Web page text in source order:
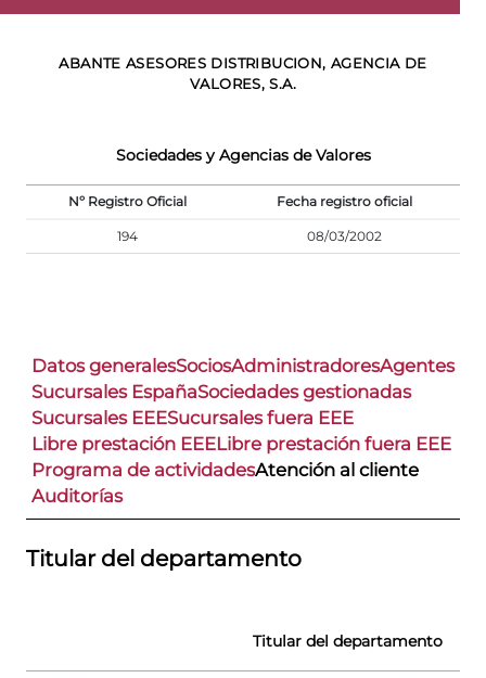
ABANTE ASESORES DISTRIBUCION, AGENCIA DE
VALORES, S.A.
Sociedades y Agencias de Valores
Nº Registro Oficial Fecha registro oficial
194 08/03/2002
Datos generalesSociosAdministradoresAgentes
Sucursales EspañaSociedades gestionadas
Sucursales EEESucursales fuera EEE
Libre prestación EEELibre prestación fuera EEE
Programa de actividadesAtención al cliente
Auditorías
Titular del departamento
Titular del departamento